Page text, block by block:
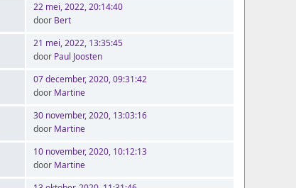
22 mei, 2022, 20:14:40
door Bert
21 mei, 2022, 13:35:45
door Paul Joosten
07 december, 2020, 09:31:42
door Martine
30 november, 2020, 13:03:16
door Martine
10 november, 2020, 10:12:13
door Martine